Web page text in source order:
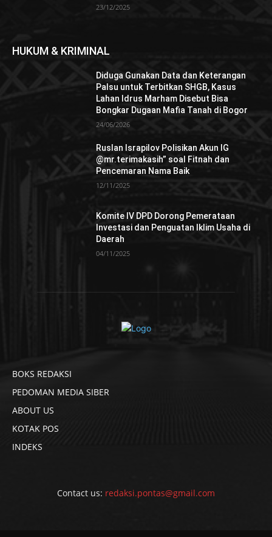
23/12/2025
HUKUM & KRIMINAL
Diduga Gunakan Data dan Keterangan
Palsu untuk Terbitkan SHGB, Kasus
Lahan Idrus Marham Disebut Bisa
Bongkar Dugaan Mafia Tanah di Bogor
24/06/2026
Ruslan Israpilov Polisikan Akun IG
@mr.terimakasih” soal Fitnah dan
Pencemaran Nama Baik
12/11/2025
Komite IV DPD Dorong Pemerataan
Investasi dan Penguatan Iklim Usaha di
Daerah
04/11/2025
BOKS REDAKSI
PEDOMAN MEDIA SIBER
ABOUT US
KOTAK POS
INDEKS
Contact us: redaksi.pontas@gmail.com